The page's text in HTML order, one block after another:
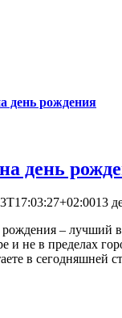
день рождения
день
13
– лучший
и не в пределах
в сегодняшней